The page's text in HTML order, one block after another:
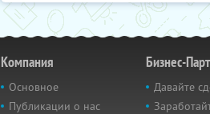
Компания
Основное
Публикации о нас
Бизнес-
Давайте